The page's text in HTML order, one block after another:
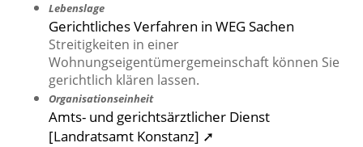
Lebenslage
Gerichtliches Verfahren in WEG Sachen
Streitigkeiten in einer
Wohnungseigentümergemeinschaft können Sie
gerichtlich klären lassen.
Organisationseinheit
Amts- und gerichtsärztlicher Dienst
[Landratsamt Konstanz] ➚